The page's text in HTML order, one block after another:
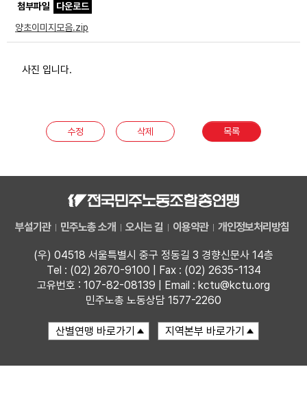
첨부파일
다운로드
양초이미지모음.zip
사진 입니다.
수정 삭제 목록
부설기관 민주노총 소개 오시는 길 이용약관 개인정보처리방침
(우) 04518 서울특별시 중구 정동길 3 경향신문사 14층
Tel : (02) 2670-9100 | Fax : (02) 2635-1134
고유번호 : 107-82-08139 | Email : kctu@kctu.org
민주노총 노동상담 1577-2260
문서자료
미디어자료
부설기관